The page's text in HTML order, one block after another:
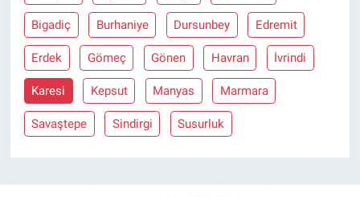
Bigadiç Burhaniye Dursunbey Edremit
Erdek Gömeç Gönen Havran İvrindi
Karesi Kepsut Manyas Marmara
Savaştepe Sindirgi Susurluk